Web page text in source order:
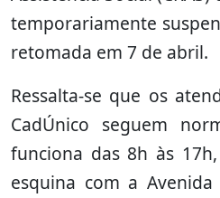
temporariamente
retomada em 7 de abril.
Ressalta-se que os
CadÚnico seguem
funciona das 8h às
esquina com a